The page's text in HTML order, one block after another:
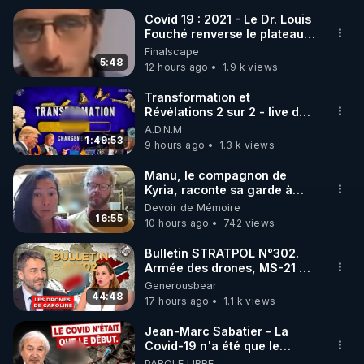
🌱 INSTAGRAM
https://www.instagram.com/rdlr_thierrycasasnovas/
http://rgnr.li/instagram
🌱 LA NEWSLETTER
Pour ne pas rater l’actualité RGNR (stages,
http://rgnr.li/news
🌱 VIDÉOS NON CENSURÉES SUR ODYSEE
Toutes les vidéos Youtube sont aussi sur la
http://rgnr.li/odysee
🌱 LES STAGES EN PRÉSENTIEL
5:48
Covid 19 : 2021 - Le Dr. Louis
Fouché renverse le plateau
de CNews !
Finalscape
12 hours ago
1.9 k views
1:49:53
Transformation et
Révélations 2 sur 2 - live du
07/08/26
A.D.N.M
9 hours ago
1.3 k views
16:55
Manu, le compagnon de
Kyria, raconte sa garde à
vue musclée. PARTAGEZ!
Devoir de Mémoire
10 hours ago
742 views
44:48
Bulletin STRATPOL N°302.
Armée des drones, MS-21 en
série, missiles coréens.
07.08.2026.
Generousbear
17 hours ago
1.1 k views
Jean-Marc Sabatier - La
Covid-19 n'a été que le
début - L'ARN messager